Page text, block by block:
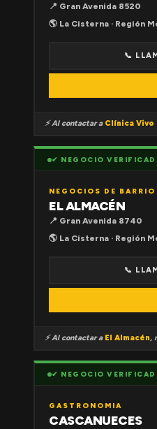
📍 Gran Avenida 8520
🌎 La Cisterna · Región
📞
⚡ Al contactar a Clínica Vivo
✔ NEGOCIO
NEGOCIOS DE BARRIO
EL ALMACÉN
📍 Gran Avenida 8740
🌎 La Cisterna · Región
📞
⚡ Al contactar a El Almacén,
✔ NEGOCIO
GASTRONOMIA
CASCANUECES